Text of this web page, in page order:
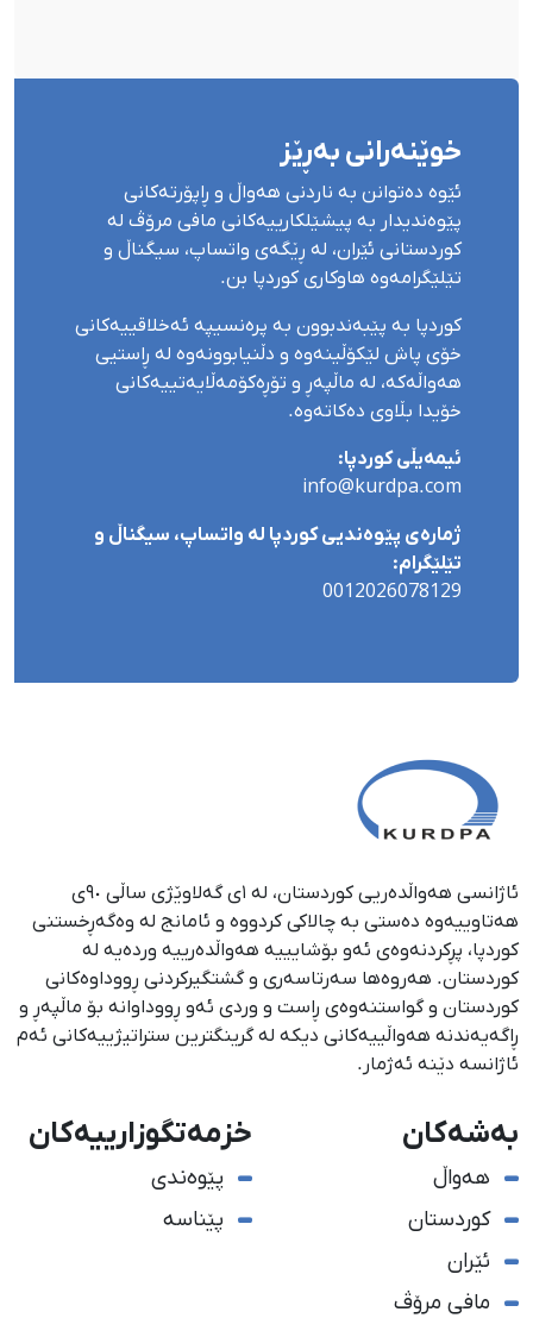
خوێنەرانی بەڕێز
ئێوە دەتوانن بە ناردنی هەواڵ و ڕاپۆرتەکانی
پێوەندیدار بە پیشێلکارییەکانی مافی مرۆڤ لە
کوردستانی ئێران، لە ڕێگەی واتساپ، سیگناڵ و
تێلێگرامەوە هاوکاری کوردپا بن.
کوردپا بە پێبەندبوون بە پرەنسیپە ئەخلاقییەکانی
خۆی پاش لێکۆڵینەوە و دڵنیابوونەوە لە ڕاستیی
هەواڵەکە، لە ماڵپەڕ و تۆڕەکۆمەڵایەتییەکانی
خۆیدا بڵاوی دەکاتەوە.
ئیمەیڵی کوردپا:
info@kurdpa.com
ژمارەی پێوەندیی کوردپا لە واتساپ، سیگناڵ و
تێلێگرام:
0012026078129
ئاژانسی هەواڵدەریی کوردستان، لە ١ی گەلاوێژی ساڵی ٩٠ی
هەتاوییەوە دەستی بە چالاکی کردووە و ئامانج لە وەگەڕخستنی
كوردپا، پڕكردنەوەی ئەو بۆشایییە هەواڵدەرییە وردەیە لە
كوردستان. هەروەها سەرتاسەری و گشتگیركردنی ڕووداوەكانی
كوردستان و گواستنەوەی ڕاست و وردی ئەو ڕووداوانە بۆ ماڵپەڕ و
ڕاگەیەندنە هەواڵییەكانی دیكە لە گرینگترین ستراتیژییەكانی ئەم
ئاژانسە دێنە ئەژمار.
بەشەکان
هەواڵ
کوردستان
ئێران
مافی مرۆڤ
خزمەتگوزارییەکان
پێوەندی
پێناسە